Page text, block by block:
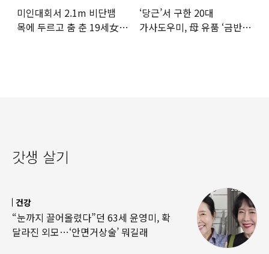
미인대회서 2.1m 비단뱀
목에 두르고 춤 춘 19세女
‘당근’서 구한 20대
가사도우미, 母 유품 ‘금반지
갓생 살기
건강
“눈까지 끌어올렸다”던 63세 윤영미, 확
달라진 외모…‘안면거상술’ 뭐길래